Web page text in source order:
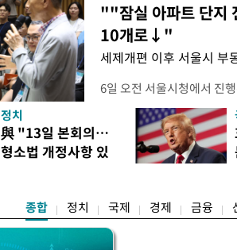
""잠실 아파트 단지
10개로↓"
세제개편 이후 서울시 부
6일 오전 서울시청에서 진
대토론회'에서는 정부의
이어졌다. 이날 토론회에
택자와 무주택 청년, 민간
리에이터 등 50여 명이 참
택
정치
與 "13일 본회의…
형소법 개정사항 있
종합 정치 국제 경제 금융